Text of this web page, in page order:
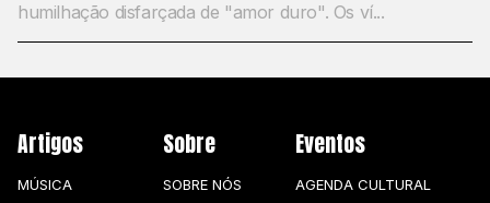
humilhação disfarçada de "amor duro". Os ví...
Artigos
MÚSICA
Sobre
SOBRE NÓS
Eventos
AGENDA CULTURAL